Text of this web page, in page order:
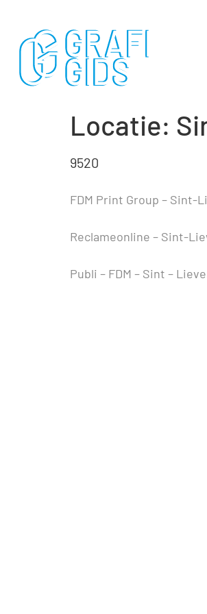
Locatie:
9520
FDM Print Group – Sint-
Reclameonline – Sint-
Publi – FDM – Sint –